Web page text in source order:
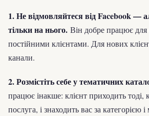
1. Не відмовляйтеся від Facebook —
тільки на нього. Він добре працює для
постійними клієнтами. Для нових
канали.
2. Розмістіть себе у тематичних
працює інакше: клієнт приходить тоді,
послуга, і знаходить вас за категорією